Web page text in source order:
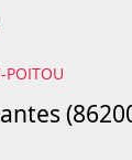
POITOU